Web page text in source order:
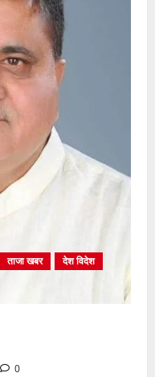
ताजा खबर
देश विदेश
0